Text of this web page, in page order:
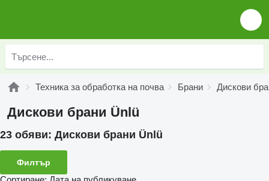
Техника за обработка на почва Брани Дискови
Дискови брани Ünlü
23 обяви: Дискови брани Ünlü
Филтър